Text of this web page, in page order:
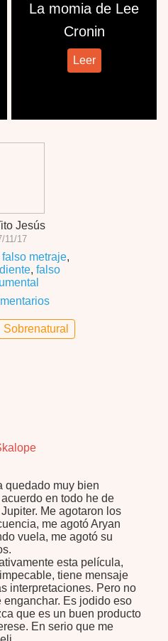
La momia de Lee
Cronin
Leer
Jesús
11/17
falso metraje,
, falso
Sobrenatural
quedado muy bien
en todo he de
Me agotaron los
me agotó Aryan
vuela, me agotó su
esta película,
tiene mensaje
interpretaciones. Pero no
enganchar. Es jodido eso
que es un buen producto
En serio que me